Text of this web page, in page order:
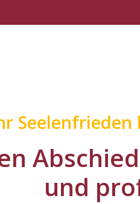
und